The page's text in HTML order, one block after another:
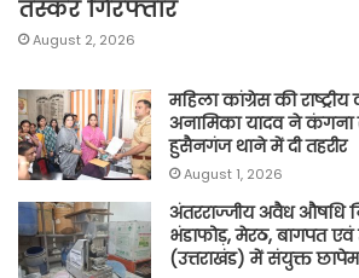
तस्कर गिरफ्तार
August 2, 2026
महिला कांग्रेस की राष्ट्रीय
अनामिका यादव ने
हुसैनगंज थाने में दी तहरीर
August 1, 2026
अंतरराज्जीय अवैध औषधि
भंडाफोड़, मेरठ, बागपत
(उत्तराखंड) में संयुक्त